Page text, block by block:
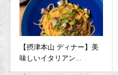
【摂津本山 ディナー】美
味しいイタリアン...